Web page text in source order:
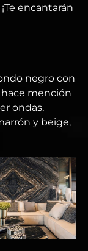
encantarán
negro con
mención
ondas,
y beige,